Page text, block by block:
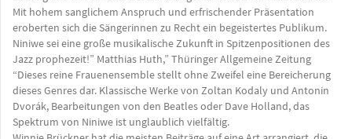
Mit hohem sanglichem Anspruch und erfrischender Präsentation
eroberten sich die Sängerinnen zu Recht ein begeistertes Publikum.
Niniwe sei eine große musikalische Zukunft in Spitzenpositionen des
Jazz prophezeit!” Matthias Huth,” Thüringer Allgemeine Zeitung
“Dieses reine Frauenensemble stellt ohne Zweifel eine Bereicherung
dieses Genres dar. Klassische Werke von Zoltan Kodaly und Antonin
Dvorák, Bearbeitungen von den Beatles oder Dave Holland, das
Spektrum von Niniwe ist unglaublich vielfältig.